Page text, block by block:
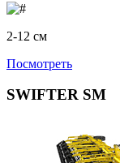
2-12 см
Посмотреть
SWIFTER SM